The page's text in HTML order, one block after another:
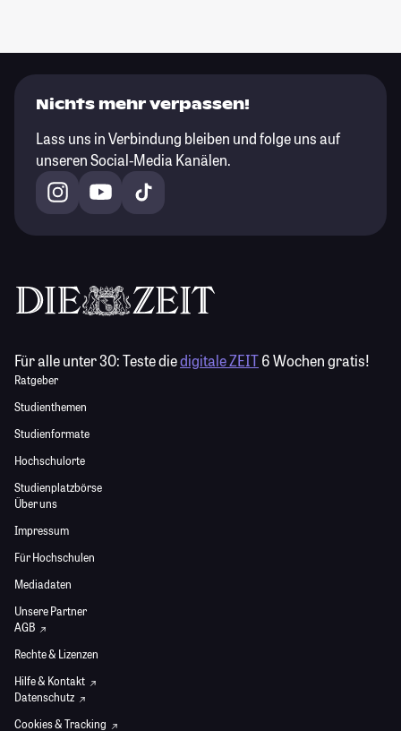
Nichts mehr verpassen!
Lass uns in Verbindung bleiben und folge uns auf
unseren Social-Media Kanälen.
Für alle unter 30:Teste diedigitale ZEIT6 Wochen gratis!
Ratgeber
Studienthemen
Studienformate
Hochschulorte
Studienplatzbörse
Über uns
Impressum
Für Hochschulen
Mediadaten
Unsere Partner
AGB
Rechte & Lizenzen
Hilfe & Kontakt
Datenschutz
Cookies & Tracking